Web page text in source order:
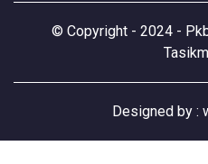
© Copyright - 2024 -
Designed by :